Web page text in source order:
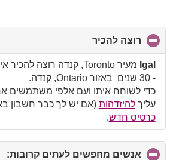
רוצה להכיר
to
collapse
contents
Igal
- 30 שנים באזור Ontario, קנדה.
כדי לשוחח איתו ועם אלפי משתמשים
עליךלהיזדהות (אם יש לך כבר חשבון
כרטיס חדש.
אנשים מחפשים לעתים קרובות: